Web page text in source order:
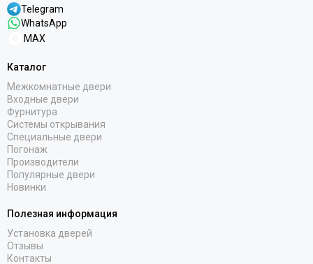
Telegram
WhatsApp
MAX
Каталог
Межкомнатные двери
Входные двери
Фурнитура
Системы открывания
Специальные двери
Погонаж
Производители
Популярные двери
Новинки
Полезная информация
Установка дверей
Отзывы
Контакты